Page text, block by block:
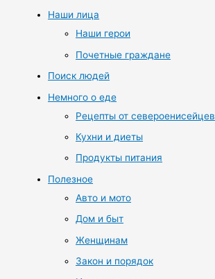
Наши лица
Наши герои
Почетные граждане
Поиск людей
Немного о еде
Рецепты от североенисейцев
Кухни и диеты
Продукты питания
Полезное
Авто и мото
Дом и быт
Женщинам
Закон и порядок